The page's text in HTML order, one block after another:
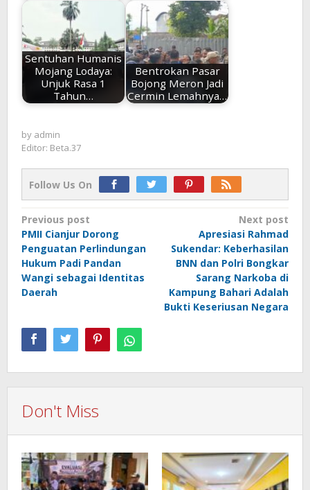
Sentuhan Humanis
Mojang Lodaya:
Unjuk Rasa 1
Tahun…
Bentrokan Pasar
Bojong Meron Jadi
Cermin Lemahnya…
by admin
Editor: Beta.37
Follow Us On
Post
navigation
Previous post
PMII Cianjur Dorong
Penguatan Perlindungan
Hukum Padi Pandan
Wangi sebagai Identitas
Daerah
Next post
Apresiasi Rahmad
Sukendar: Keberhasilan
BNN dan Polri Bongkar
Sarang Narkoba di
Kampung Bahari Adalah
Bukti Keseriusan Negara
Don't Miss